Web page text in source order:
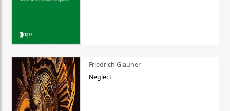
Friedrich Glauner
Neglect